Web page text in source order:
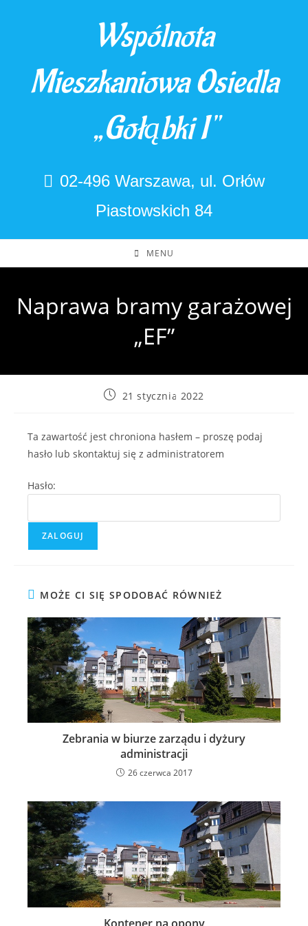
Wspólnota
Mieszkaniowa Osiedla
„Gołąbki I"
02-496 Warszawa, ul. Orłów
Piastowskich 84
MENU
Naprawa bramy garażowej
„EF”
Post21 stycznia 2022
Ta zawartość jest chroniona hasłem – proszę podaj
hasło lub skontaktuj się z administratorem
Hasło:
MOŻE CI SIĘ SPODOBAĆ RÓWNIEŻ
Zebrania w biurze zarządu i dyżury
administracji
26 czerwca 2017